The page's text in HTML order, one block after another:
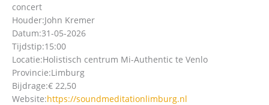
concert
Houder:John Kremer
Datum:31-05-2026
Tijdstip:15:00
Locatie:Holistisch centrum Mi-Authentic te Venlo
Provincie:Limburg
Bijdrage:€ 22,50
Website:https://soundmeditationlimburg.nl